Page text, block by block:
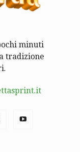
minuti
tradizione